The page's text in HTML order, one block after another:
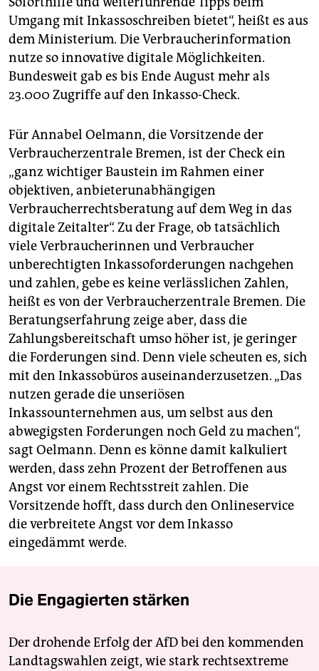
Umgang mit Inkassoschreiben bietet“, heißt es aus
dem Ministerium. Die Verbraucherinformation
nutze so innovative digitale Möglichkeiten.
Bundesweit gab es bis Ende August mehr als
23.000 Zugriffe auf den Inkasso-Check.
Für Annabel Oelmann, die Vorsitzende der
Verbraucherzentrale Bremen, ist der Check ein
„ganz wichtiger Baustein im Rahmen einer
objektiven, anbieterunabhängigen
Verbraucherrechtsberatung auf dem Weg in das
digitale Zeitalter“. Zu der Frage, ob tatsächlich
viele Verbraucherinnen und Verbraucher
unberechtigten Inkassoforderungen nachgehen
und zahlen, gebe es keine verlässlichen Zahlen,
heißt es von der Verbraucherzentrale Bremen. Die
Beratungserfahrung zeige aber, dass die
Zahlungsbereitschaft umso höher ist, je geringer
die Forderungen sind. Denn viele scheuten es, sich
mit den Inkassobüros auseinanderzusetzen. „Das
nutzen gerade die unseriösen
Inkassounternehmen aus, um selbst aus den
abwegigsten Forderungen noch Geld zu machen“,
sagt Oelmann. Denn es könne damit kalkuliert
werden, dass zehn Prozent der Betroffenen aus
Angst vor einem Rechtsstreit zahlen. Die
Vorsitzende hofft, dass durch den Onlineservice
die verbreitete Angst vor dem Inkasso
eingedämmt werde.
Die Engagierten stärken
Der drohende Erfolg der AfD bei den kommenden
Landtagswahlen zeigt, wie stark rechtsextreme